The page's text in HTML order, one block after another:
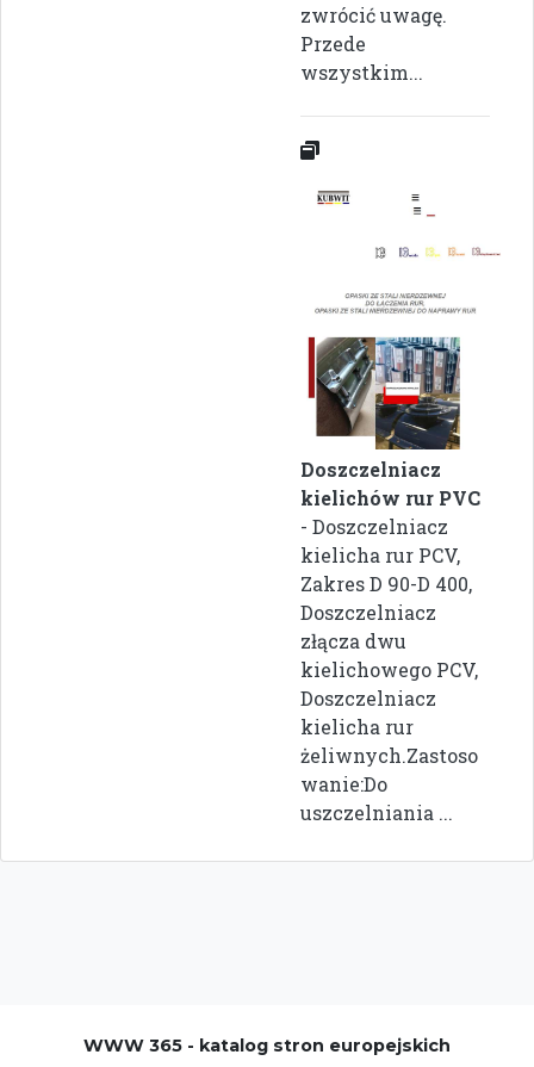
zwrócić uwagę.
Przede
wszystkim...
Doszczelniacz
kielichów rur PVC
- Doszczelniacz
kielicha rur PCV,
Zakres D 90-D 400,
Doszczelniacz
złącza dwu
kielichowego PCV,
Doszczelniacz
kielicha rur
żeliwnych.Zastoso
wanie:Do
uszczelniania ...
WWW 365 - katalog stron europejskich